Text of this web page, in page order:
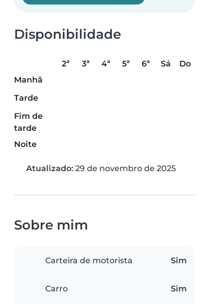
Disponibilidade
2ª 3ª 4ª 5ª 6ª Sá
Do
Manhã
Tarde
Fim de
tarde
Noite
Atualizado: 29 de novembro de 2025
Sobre mim
Carteira de motorista Sim
Carro Sim